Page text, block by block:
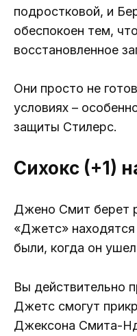
подростковой, и
обеспокоен тем,
восстановленное
Они просто не
условиях –
защиты Стилерс.
Сихокс (+1)
Джено Смит берет
«Джетс»
были, когда он
Вы действительно
Джетс смогут
Джексона Смита-